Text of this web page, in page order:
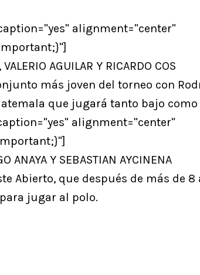
alignment="center"
AGUILAR Y RICARDO COS
más joven del torneo con
que jugará tanto bajo
alignment="center"
ANAYA Y SEBASTIAN AYCINENA
Abierto, que después de más de
jugar al polo.